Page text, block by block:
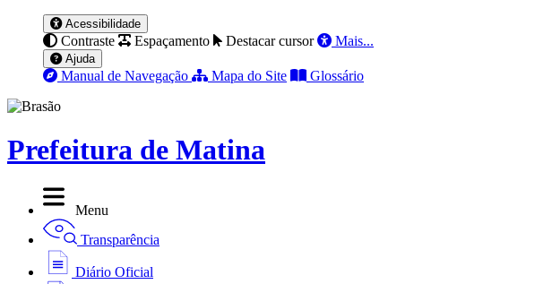
Acessibilidade
Contraste Espaçamento Destacar cursor Mais...
Ajuda
Manual de Navegação Mapa do Site Glossário
Prefeitura de Matina
Menu
Transparência
Diário Oficial